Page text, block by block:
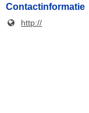
Contactinformatie
http://